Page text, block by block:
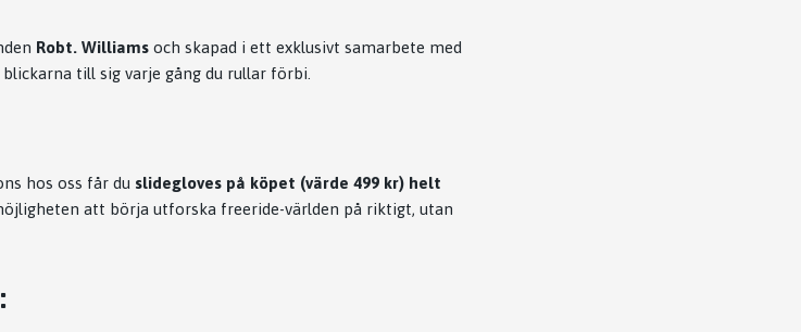
Robt. Williams och skapad i ett exklusivt samarbete med
till sig varje gång du rullar förbi.
hos oss får du slidegloves på köpet (värde 499 kr) helt
att börja utforska freeride-världen på riktigt, utan